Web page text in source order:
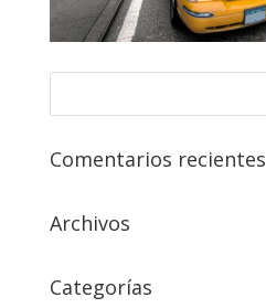
Comentarios recientes
Archivos
Categorías